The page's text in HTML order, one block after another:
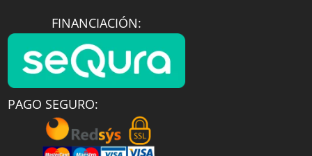
FINANCIACIÓN:
PAGO SEGURO: